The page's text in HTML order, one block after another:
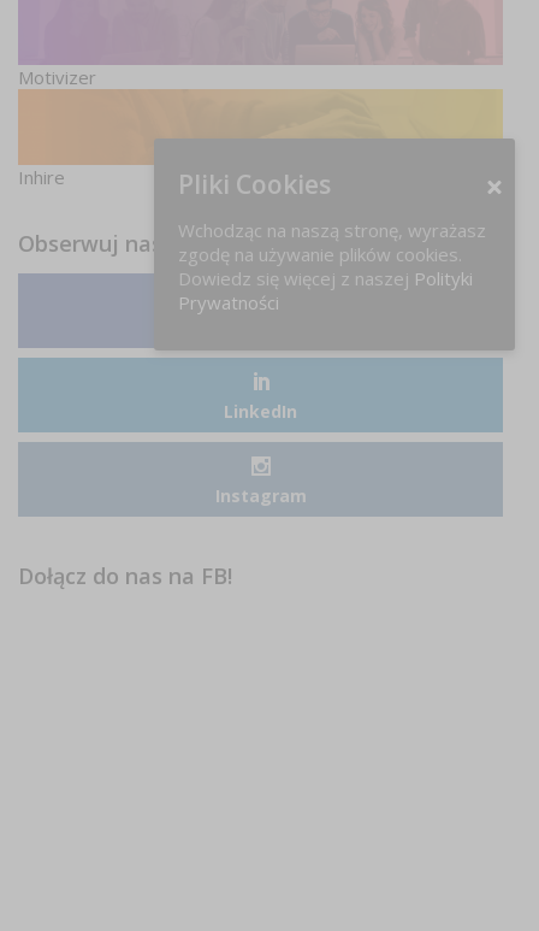
Motivizer
Inhire
Obserwuj nas
LinkedIn
Instagram
Dołącz do nas na FB!
Pliki Cookies
Wchodząc na naszą stronę, wyrażasz
zgodę na używanie plików cookies.
Dowiedz się więcej z naszej Polityki
Prywatności